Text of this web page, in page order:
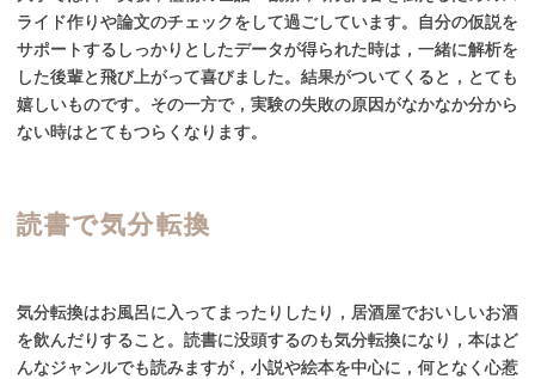
ライド作りや論文のチェックをして過ごしています。自分の仮説を
サポートするしっかりとしたデータが得られた時は，一緒に解析を
した後輩と飛び上がって喜びました。結果がついてくると，とても
嬉しいものです。その一方で，実験の失敗の原因がなかなか分から
ない時はとてもつらくなります。
読書で気分転換
気分転換はお風呂に入ってまったりしたり，居酒屋でおいしいお酒
を飲んだりすること。読書に没頭するのも気分転換になり，本はど
んなジャンルでも読みますが，小説や絵本を中心に，何となく心惹